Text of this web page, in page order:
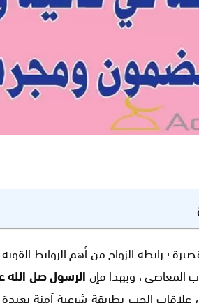
؛ رابطة الزواج من أهم الروابط
المعاصى ، وبهذا فإنالرسول صل الله
علاقات الحب بطريقة شرعية آمنة